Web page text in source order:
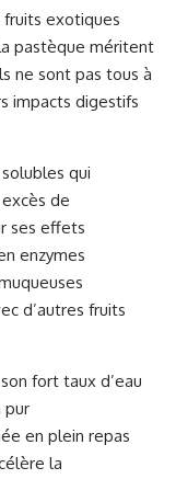
exotiques
pastèque méritent
ne sont pas tous à
impacts digestifs
qui
de
ses effets
enzymes
d’autres fruits
fort taux d’eau
pur
en plein repas
la